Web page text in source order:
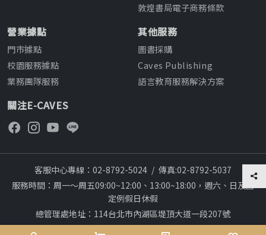
敦煌書局電子商務條款
營業據點
門市據點
校園服務據點
業務團隊服務
其他服務
圖書採購
Caves Publishing
語言教育服務解決方案
關注E-CAVES
客服中心專線：02-8792-5024 / 傳真:02-8792-5037
服務時間：周一～周五09:00~12:00、13:00~18:00，週六、日及國
定例假日休假
總管理處地址：114台北市內湖區堤頂大道一段207號
本網站建議採用chrome瀏覽器,瀏覽更順暢